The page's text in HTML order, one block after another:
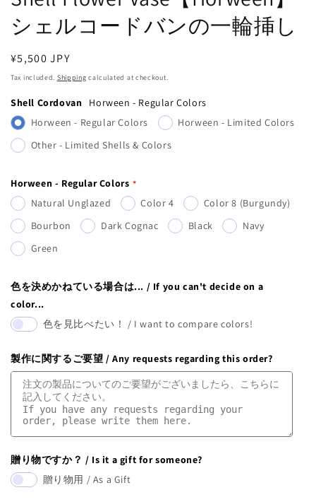
シェルコードバンの一輪挿し
Regular
price
¥5,500 JPY
Tax included. Shipping calculated at checkout.
Shell Cordovan
Horween - Regular Colors
Horween - Regular Colors
Horween - Limited Colors
Other - Limited Shells & Colors
Horween - Regular Colors
Natural Unglazed
Color 4
Color 8 (Burgundy)
Bourbon
Dark Cognac Black
Navy
Green
色を決めかねている場合は... / If you can't decide on a
color...
色を見比べたい！ / I want to compare colors!
製作に関するご要望 / Any requests regarding this order?
贈り物ですか？ / Is it a gift for someone?
贈り物用 / As a Gift